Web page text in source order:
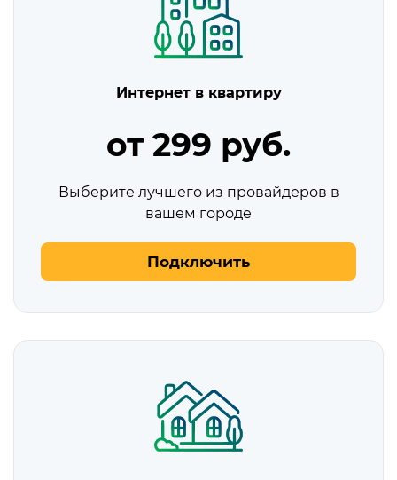
Интернет в квартиру
от 299 руб.
Выберите лучшего из провайдеров в
вашем городе
Подключить